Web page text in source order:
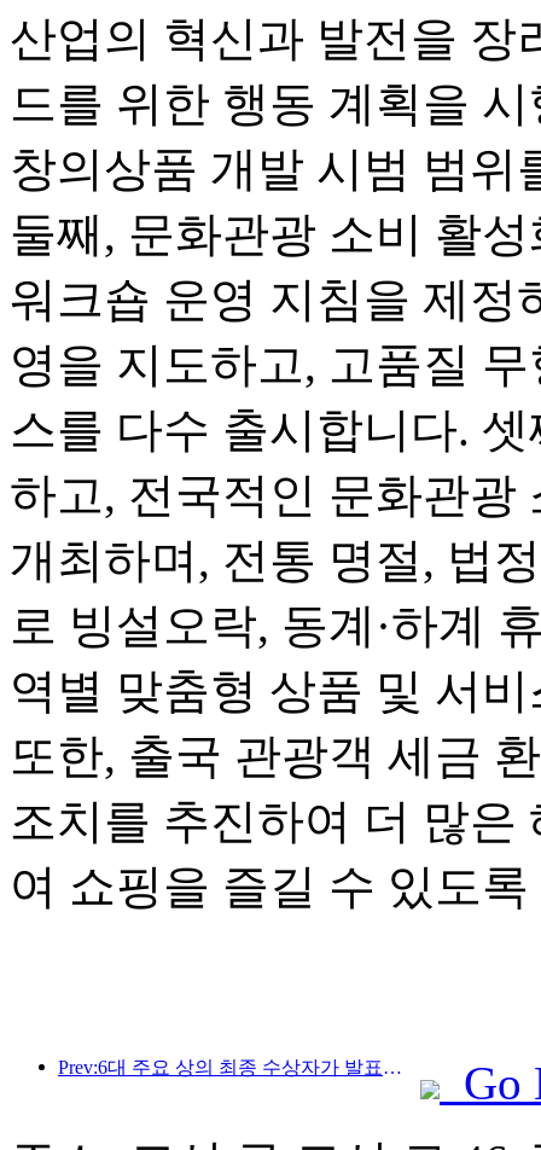
산업의 혁신과 발전을 장
드를 위한 행동 계획을
창의상품 개발 시범 범위
둘째, 문화관광 소비 활
워크숍 운영 지침을 제정
영을 지도하고, 고품질
스를 다수 출시합니다.
하고, 전국적인 문화관광
개최하며, 전통 명절, 법
로 빙설오락, 동계·하계
역별 맞춤형 상품 및 서
또한, 출국 관광객 세금
조치를 추진하여 더 많은
여 쇼핑을 즐길 수 있도
Prev:6대 주요 상의 최종 수상자가 발표되었으며, 매년 100개가 넘는 호텔과 회사가 상을 수상합니다!
Go